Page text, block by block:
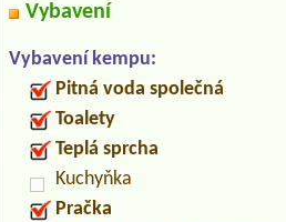
Vybavení
Vybavení kempu:
Pitná voda společná
Toalety
Teplá sprcha
Kuchyňka
Pračka